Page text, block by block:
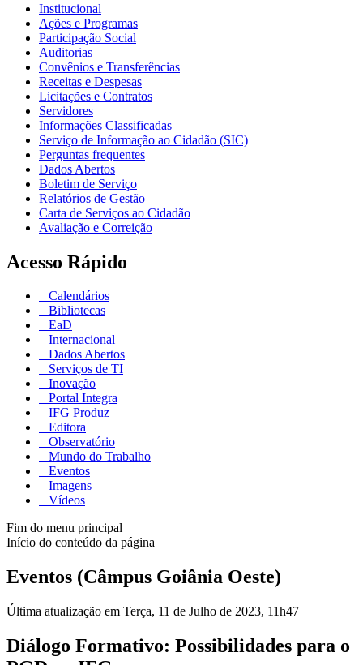
Institucional
Ações e Programas
Participação Social
Auditorias
Convênios e Transferências
Receitas e Despesas
Licitações e Contratos
Servidores
Informações Classificadas
Serviço de Informação ao Cidadão (SIC)
Perguntas frequentes
Dados Abertos
Boletim de Serviço
Relatórios de Gestão
Carta de Serviços ao Cidadão
Avaliação e Correição
Acesso Rápido
Calendários
Bibliotecas
EaD
Internacional
Dados Abertos
Serviços de TI
Inovação
Portal Integra
IFG Produz
Editora
Observatório
Mundo do Trabalho
Eventos
Imagens
Vídeos
Fim do menu principal
Início do conteúdo da página
Eventos (Câmpus Goiânia Oeste)
Última atualização em Terça, 11 de Julho de 2023, 11h47
Diálogo Formativo: Possibilidades para o